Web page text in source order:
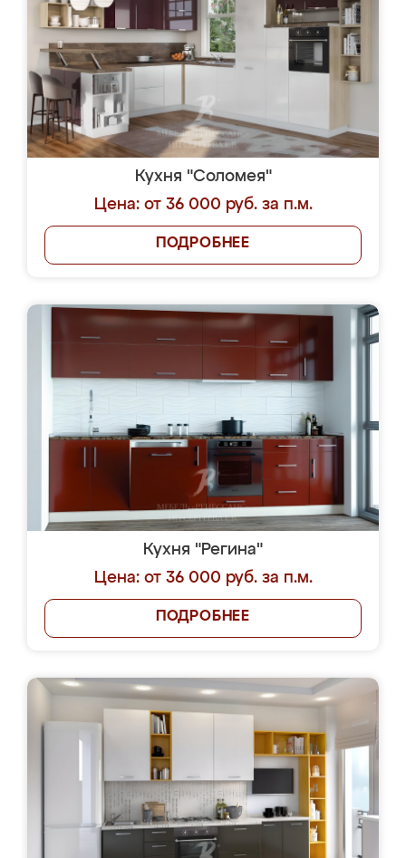
Кухня "Соломея"
Цена: от 36 000 руб. за п.м.
ПОДРОБНЕЕ
Кухня "Регина"
Цена: от 36 000 руб. за п.м.
ПОДРОБНЕЕ